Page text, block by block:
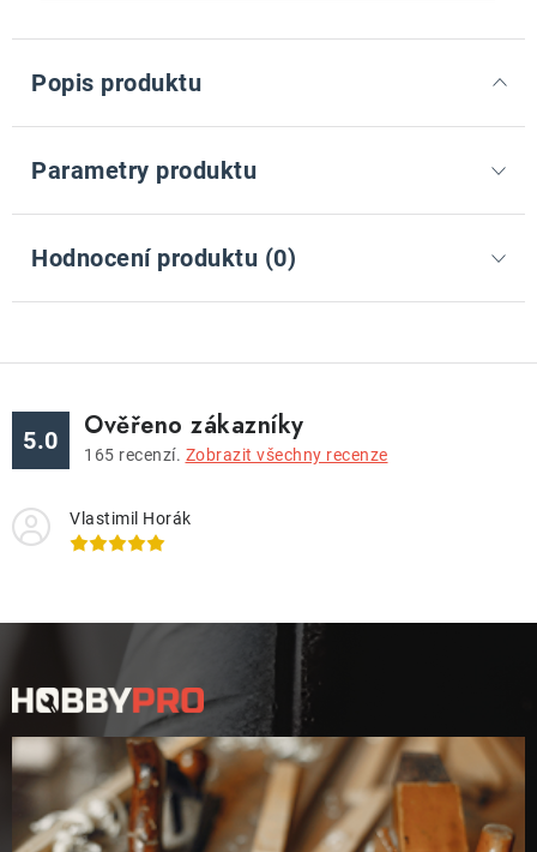
Popis produktu
Parametry produktu
Hodnocení produktu (0)
5.0 Ověřeno zákazníky
165 recenzí. Zobrazit všechny recenze
Vlastimil Horák
p
a